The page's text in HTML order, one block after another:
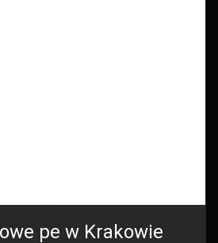
pe w Krakowie